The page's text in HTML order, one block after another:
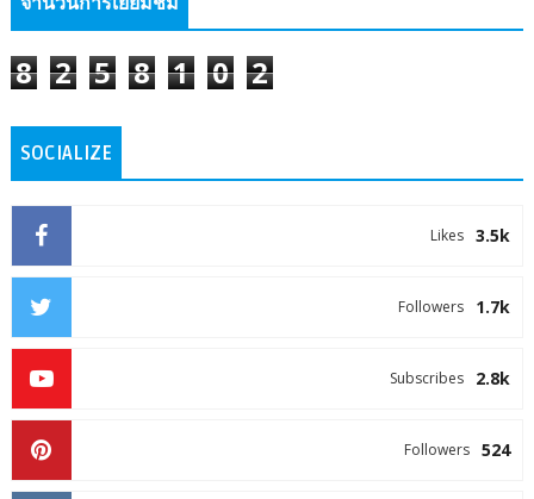
8 2 5 8 1 0 2
SOCIALIZE
3.5k
Likes
1.7k
Followers
2.8k
Subscribes
524
Followers